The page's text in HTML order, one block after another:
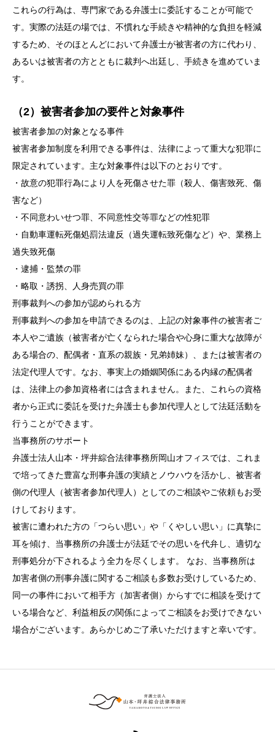
これらの行為は、専門家である弁護士に委託することが可能で
す。実際の法廷の場では、不慣れな手続きや精神的な負担を軽減
するため、そのほとんどにおいて弁護士が被害者の方に代わり、
あるいは被害者の方とともに裁判へ出廷し、手続きを進めていま
す。
（2）被害者参加の要件と対象事件
被害者参加の対象となる事件
被害者参加制度を利用できる事件は、法律によって重大な犯罪に
限定されています。主な対象事件は以下のとおりです。
・故意の犯罪行為により人を死傷させた罪（殺人、傷害致死、傷
害など）
・不同意わいせつ罪、不同意性交等罪などの性犯罪
・自動車運転死傷処罰法違反（過失運転致死傷など）や、業務上
過失致死傷
・逮捕・監禁の罪
・略取・誘拐、人身売買の罪
刑事裁判への参加が認められる方
刑事裁判への参加を申請できるのは、上記の対象事件の被害者ご
本人やご遺族（被害者が亡くなられた場合や心身に重大な故障が
ある場合の、配偶者・直系の親族・兄弟姉妹）、または被害者の
法定代理人です。なお、事実上の婚姻関係にある内縁の配偶者
は、法律上の参加資格者には含まれません。また、これらの資格
者から正式に委託を受けた弁護士も参加代理人として法廷活動を
行うことができます。
当事務所のサポート
弁護士法人山本・坪井綜合法律事務所岡山オフィスでは、これま
で培ってきた豊富な刑事弁護の実績とノウハウを活かし、被害者
側の代理人（被害者参加代理人）としてのご相談やご依頼もお受
けしております。
被害に遭われた方の「つらい思い」や「くやしい思い」に真摯に
耳を傾け、当事務所の弁護士が法廷でその思いを代弁し、適切な
刑事処分が下されるよう全力を尽くします。 なお、当事務所は
加害者側の刑事弁護に関するご相談も多数お受けしているため、
同一の事件において相手方（加害者側）からすでに相談を受けて
いる場合など、利益相反の関係によってご相談をお受けできない
場合がございます。あらかじめご了承いただけますと幸いです。